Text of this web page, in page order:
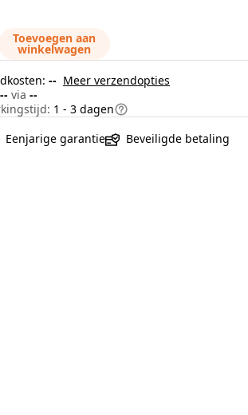
Toevoegen aan
winkelwagen
-- Meer verzendopties
-- via --
1 - 3 dagen
Eenjarige garantie Beveiligde betaling